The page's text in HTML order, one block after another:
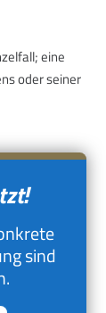
eine
oder seiner
sind